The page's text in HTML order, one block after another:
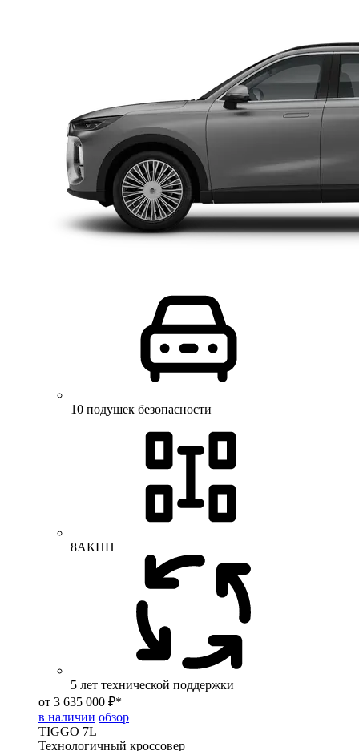
10 подушек безопасности
8АКПП
5 лет технической поддержки
от 3 635 000 ₽*
в наличии обзор
TIGGO 7L
Технологичный кроссовер